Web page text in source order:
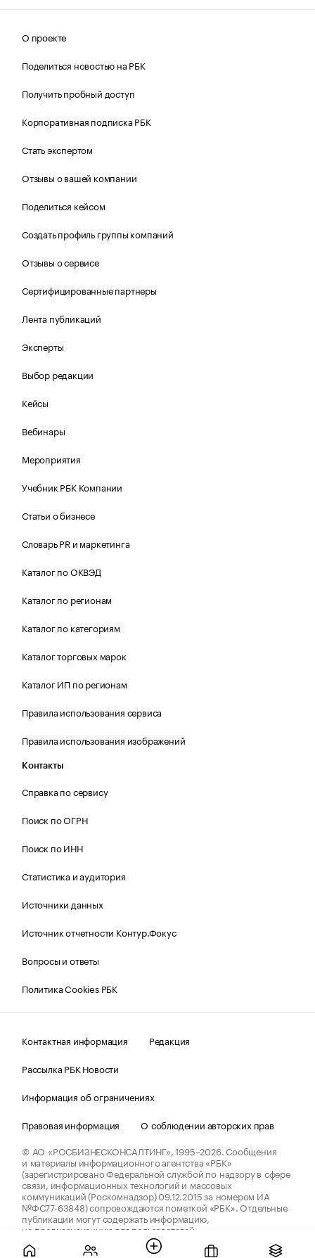
О проекте
Поделиться новостью на РБК
Получить пробный доступ
Корпоративная подписка РБК
Стать экспертом
Отзывы о вашей компании
Поделиться кейсом
Создать профиль группы компаний
Отзывы о сервисе
Сертифицированные партнеры
Лента публикаций
Эксперты
Выбор редакции
Кейсы
Вебинары
Мероприятия
Учебник РБК Компании
Статьи о бизнесе
Словарь PR и маркетинга
Каталог по ОКВЭД
Каталог по регионам
Каталог по категориям
Каталог торговых марок
Каталог ИП по регионам
Правила использования сервиса
Правила использования изображений
Контакты
Справка по сервису
Поиск по ОГРН
Поиск по ИНН
Статистика и аудитория
Источники данных
Источник отчетности Контур.Фокус
Вопросы и ответы
Политика Cookies РБК
Контактная информация
Редакция
Рассылка РБК Новости
Информация об ограничениях
Правовая информация
О соблюдении авторских прав
© АО «РОСБИЗНЕСКОНСАЛТИНГ»,1995–2026.Сообщения
и материалы информационного агентства «РБК»
(зарегистрировано Федеральной службой по надзору в сфере
связи, информационных технологий и массовых
коммуникаций (Роскомнадзор) 09.12.2015 за номером ИА
№ФС77-63848) сопровождаются пометкой «РБК». Отдельные
публикации могут содержать информацию,
не предназначенную для пользователей
до 18 лет.
companycardsfeedback@rbc.ru